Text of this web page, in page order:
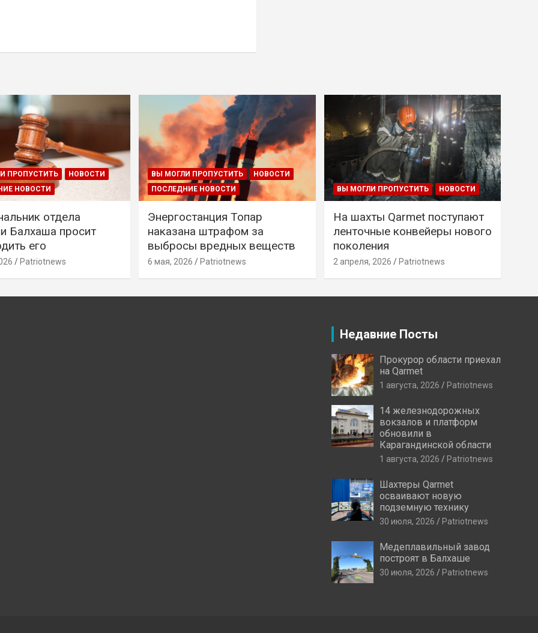
ПРОПУСТИТЬ
НОВОСТИ
НОВОСТИ
отдела
Балхаша просит
его
Patriotnews
ВЫ МОГЛИ ПРОПУСТИТЬ
НОВОСТИ
ПОСЛЕДНИЕ НОВОСТИ
Энергостанция Топар
наказана штрафом за
выбросы вредных веществ
6 мая, 2026 Patriotnews
ВЫ МОГЛИ ПРОПУСТИТЬ НОВОСТИ
На шахты Qarmet поступают
ленточные конвейеры нового
поколения
2 апреля, 2026 Patriotnews
Недавние Посты
Прокурор области приехал
на Qarmet
1 августа, 2026 Patriotnews
14 железнодорожных
вокзалов и платформ
обновили в
Карагандинской области
1 августа, 2026 Patriotnews
Шахтеры Qarmet
осваивают новую
подземную технику
30 июля, 2026 Patriotnews
Медеплавильный завод
построят в Балхаше
30 июля, 2026 Patriotnews